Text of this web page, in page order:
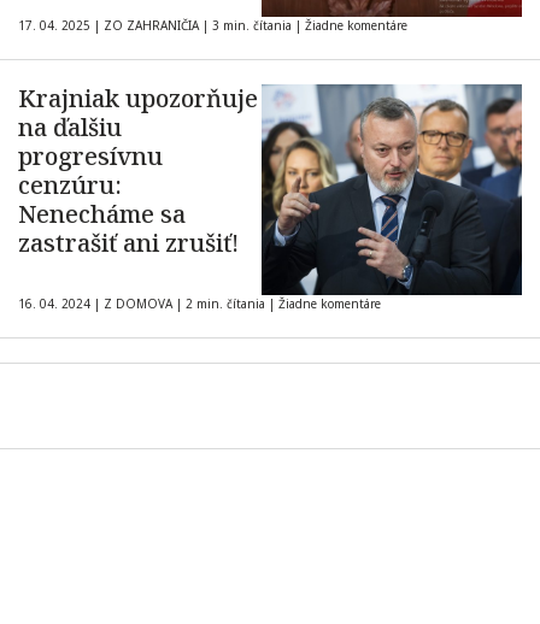
17. 04. 2025 | ZO ZAHRANIČIA | 3 min. čítania | Žiadne komentáre
Krajniak upozorňuje
na ďalšiu
progresívnu
cenzúru:
Nenecháme sa
zastrašiť ani zrušiť!
16. 04. 2024 | Z DOMOVA | 2 min. čítania | Žiadne komentáre